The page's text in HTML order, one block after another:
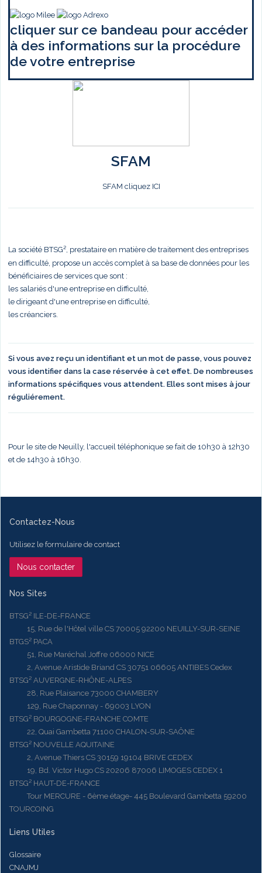
cliquer sur ce bandeau pour accéder
à des informations sur la procédure
de votre entreprise
SFAM
SFAM cliquez ICI
La société BTSG², prestataire en matière de traitement des entreprises
en difficulté, propose un accès complet à sa base de données pour les
bénéficiaires de services que sont :
les salariés d'une entreprise en difficulté,
le dirigeant d'une entreprise en difficulté,
les créanciers.
Si vous avez reçu un identifiant et un mot de passe, vous pouvez
vous identifier dans la case réservée à cet effet. De nombreuses
informations spécifiques vous attendent. Elles sont mises à jour
réguliérement.
Pour le site de Neuilly, l'accueil téléphonique se fait de 10h30 à 12h30
et de 14h30 à 16h30.
Contactez-Nous
Utilisez le formulaire de contact
Nous contacter
Nos Sites
BTSG² ILE-DE-FRANCE
15, Rue de l'Hôtel ville CS 70005 92200 NEUILLY-SUR-SEINE
BTGS² PACA
51, Rue Maréchal Joffre 06000 NICE
2, Avenue Aristide Briand CS 30751 06605 ANTIBES Cedex
BTSG² AUVERGNE-RHÔNE-ALPES
28, Rue Plaisance 73000 CHAMBERY
129, Rue Chaponnay - 69003 LYON
BTSG² BOURGOGNE-FRANCHE COMTE
22, Quai Gambetta 71100 CHALON-SUR-SAÔNE
BTSG² NOUVELLE AQUITAINE
2, Avenue Thiers CS 30159 19104 BRIVE CEDEX
19, Bd. Victor Hugo CS 20206 87006 LIMOGES CEDEX 1
BTSG² HAUT-DE-FRANCE
Tour MERCURE - 6ème étage- 445 Boulevard Gambetta 59200
TOURCOING
Liens Utiles
Glossaire
CNAJMJ